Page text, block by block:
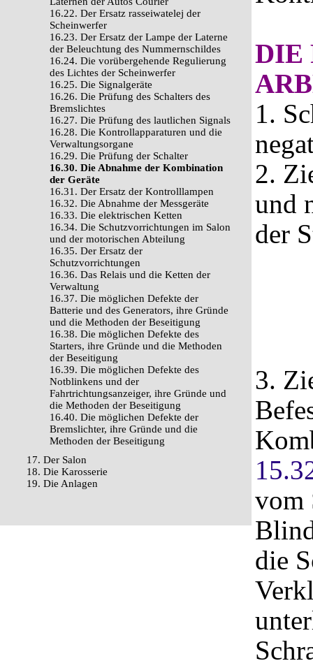
16.22. Der Ersatz rasseiwatelej der
Scheinwerfer
16.23. Der Ersatz der Lampe der Laterne
der Beleuchtung des Nummernschildes
16.24. Die vorübergehende Regulierung
des Lichtes der Scheinwerfer
16.25. Die Signalgeräte
16.26. Die Prüfung des Schalters des
Bremslichtes
16.27. Die Prüfung des lautlichen Signals
16.28. Die Kontrollapparaturen und die
Verwaltungsorgane
16.29. Die Prüfung der Schalter
16.30. Die Abnahme der Kombination
der Geräte
16.31. Der Ersatz der Kontrolllampen
16.32. Die Abnahme der Messgeräte
16.33. Die elektrischen Ketten
16.34. Die Schutzvorrichtungen im Salon
und der motorischen Abteilung
16.35. Der Ersatz der
Schutzvorrichtungen
16.36. Das Relais und die Ketten der
Verwaltung
16.37. Die möglichen Defekte der
Batterie und des Generators, ihre Gründe
und die Methoden der Beseitigung
16.38. Die möglichen Defekte des
Starters, ihre Gründe und die Methoden
der Beseitigung
16.39. Die möglichen Defekte des
Notblinkens und der
Fahrtrichtungsanzeiger, ihre Gründe und
die Methoden der Beseitigung
16.40. Die möglichen Defekte der
Bremslichter, ihre Gründe und die
Methoden der Beseitigung
17. Der Salon
18. Die Karosserie
19. Die Anlagen
DIE
1.
2.
und
der
3.
vom
die